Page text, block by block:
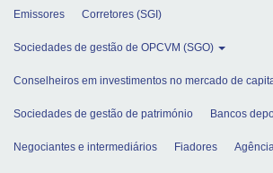
Emissores Corretores (SGI)
Sociedades de gestão de OPCVM (SGO)
Conselheiros em investimentos no mercado de
Sociedades de gestão de património Bancos
Negociantes e intermediários Fiadores